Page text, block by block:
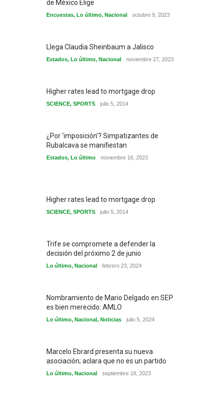
de México Elige
Encuestas, Lo último, Nacional octubre 9, 2023
Llega Claudia Sheinbaum a Jalisco
Estados, Lo último, Nacional noviembre 27, 2023
Higher rates lead to mortgage drop
SCIENCE, SPORTS julio 5, 2014
¿Por ‘imposición’? Simpatizantes de
Rubalcava se manifiestan
Estados, Lo último noviembre 16, 2023
Higher rates lead to mortgage drop
SCIENCE, SPORTS julio 5, 2014
Trife se compromete a defender la
decisión del próximo 2 de junio
Lo último, Nacional febrero 23, 2024
Nombramiento de Mario Delgado en SEP
es bien merecido: AMLO
Lo último, Nacional, Noticias julio 5, 2024
Marcelo Ebrard presenta su nueva
asociación; aclara que no es un partido
Lo último, Nacional septiembre 18, 2023